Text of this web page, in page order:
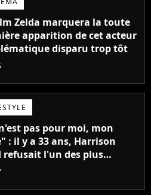
Zelda marquera la toute
apparition de cet acteur
disparu trop tôt
pas pour moi, mon
: il y a 33 ans, Harrison
refusait l'un des plus
succès de tous les temps